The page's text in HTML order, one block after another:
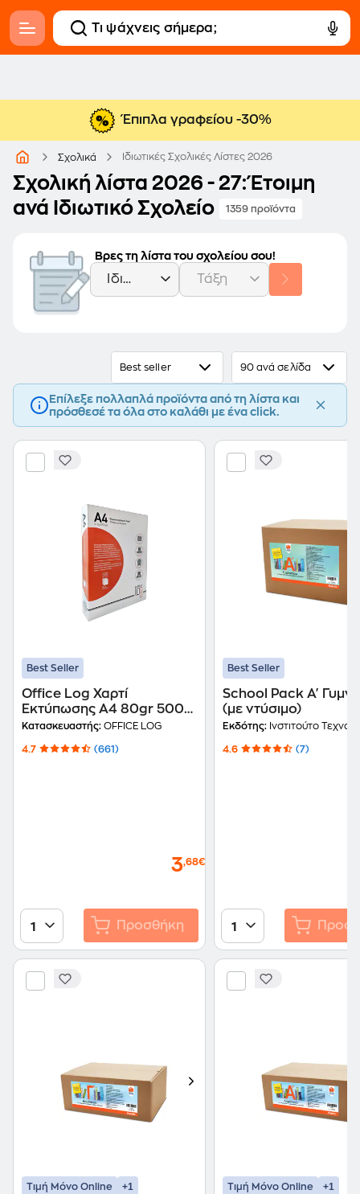
Έπιπλα γραφείου -30%
Σχολικά Ιδιωτικές Σχολικές Λίστες 2026
Σχολική λίστα 2026 - 27: Έτοιμη
ανά Ιδιωτικό Σχολείο
1359 προϊόντα
Βρες τη λίστα του σχολείου σου!
Ιδιωτικό Σχολείο Τάξη
Best seller 90 ανά σελίδα
Επίλεξε πολλαπλά προϊόντα από τη λίστα και
πρόσθεσέ τα όλα στο καλάθι με ένα click.
Best Seller
Office Log Χαρτί
Εκτύπωσης A4 80gr 500
φύλλα
Κατασκευαστής: OFFICE LOG
4.7 (661)
3,68€
1 Προσθήκη
Best Seller
School Pack Α'
(με ντύσιμο)
Εκδότης: Ινστιτούτο Τεχνολογίας Υπολογιστών και
4.6 (7)
1
Τιμή Μόνο Online +1 Τιμή Μόνο Online +1